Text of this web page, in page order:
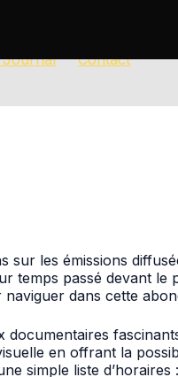
Journal Contact
sur les émissions
temps passé devant le
dans cette
en offrant la
simple liste